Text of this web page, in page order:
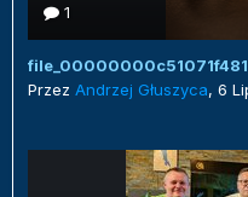
1
Przez Andrzej Głuszyca, 6